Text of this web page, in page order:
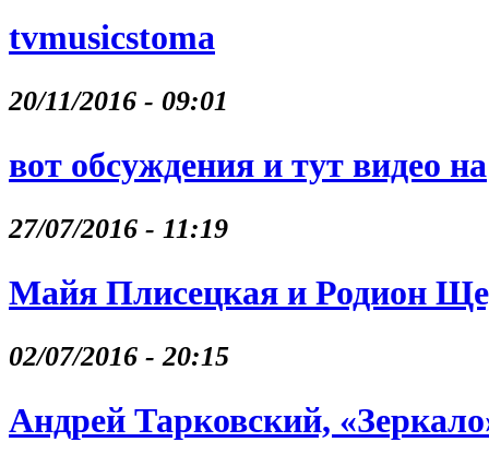
tvmusicstoma
20/11/2016 - 09:01
вот обсуждения и тут видео на
27/07/2016 - 11:19
Майя Плисецкая и Родион
02/07/2016 - 20:15
Андрей Тарковский,